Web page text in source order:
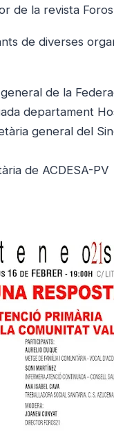
la revista
de diverses
de la
departament
general del
de ACDESA-PV